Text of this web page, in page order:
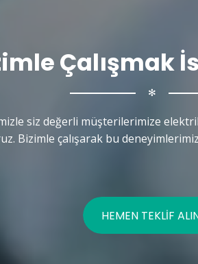
Çalışmak
✻
siz değerli müşterilerimize
Bizimle çalışarak bu
HEMEN TEKLIF